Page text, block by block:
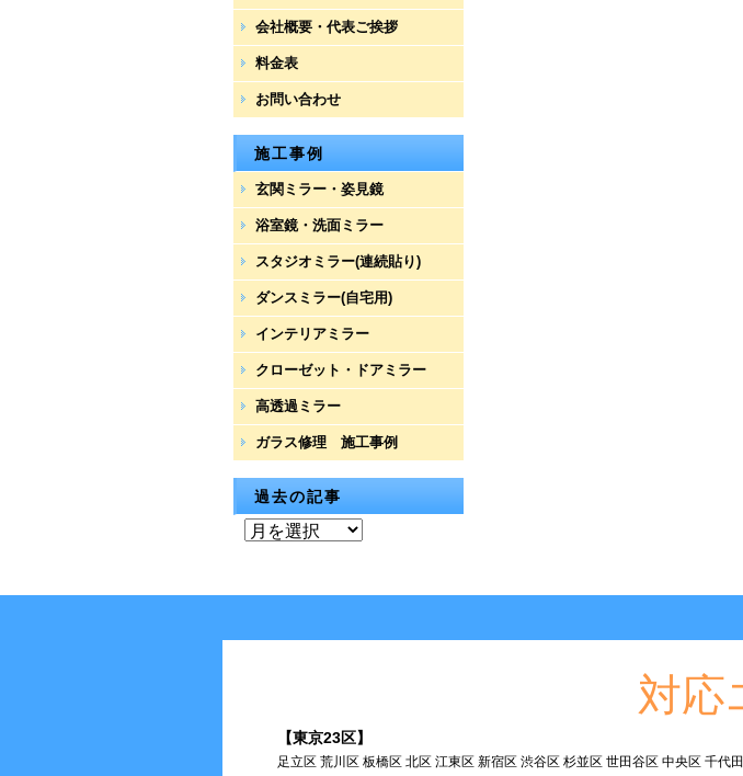
会社概要・代表ご挨拶
料金表
お問い合わせ
施工事例
玄関ミラー・姿見鏡
浴室鏡・洗面ミラー
スタジオミラー(連続貼り)
ダンスミラー(自宅用)
インテリアミラー
クローゼット・ドアミラー
高透過ミラー
ガラス修理 施工事例
過去の記事
対応
【東京23区】
足立区 荒川区 板橋区 北区 江東区 新宿区 渋谷区 杉並区 世田谷区 中央区 千代